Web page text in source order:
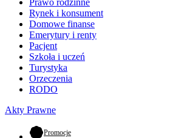
Prawo rodzinne
Rynek i konsument
Domowe finanse
Emerytury i renty
Pacjent
Szkoła i uczeń
Turystyka
Orzeczenia
RODO
Akty Prawne
Promocje- otwiera się w nowej karcie